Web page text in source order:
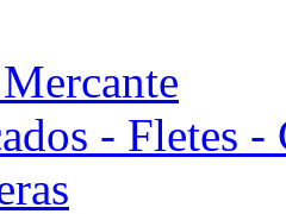
- Fletes -